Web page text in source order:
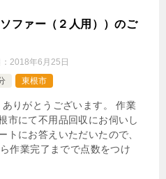
ファー（２人用））のご
2018年6月25日
東根市
りがとうございます。 作業
市にて不用品回収にお伺いし
トにお答えいただいたので、
作業完了までで点数をつけ